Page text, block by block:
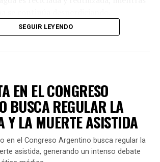
efectivas frente a la violencia de
el proyecto enfatiza que combatir la
implica sancionar a los autores
sino también erradicar
obstaculizar las investigaciones
de justicia.
el Congreso, esta propuesta
cambio significativo en el tratamiento
actividades como el lavado de
se pierden miles de litros a diario.
SEGUIR LEYENDO
EN EL CONGRESO
BUSCA REGULAR LA
Y LA MUERTE ASISTIDA
en el Congreso Argentino busca regular la
asistida, generando un intenso debate